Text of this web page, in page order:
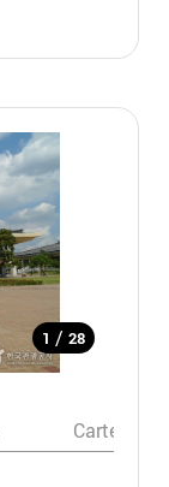
1 / 28
Carte